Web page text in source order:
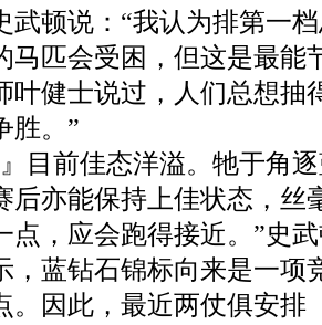
武顿说：“我认为排第一
马匹会受困，但这是最能
叶健士说过，人们总想抽
胜。”
目前佳态洋溢。牠于角
后亦能保持上佳状态，丝
点，应会跑得接近。”史
蓝钻石锦标向来是一项
。因此，最近两仗俱安排